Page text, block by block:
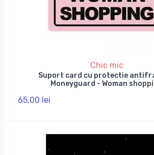
Chic mic
Suport card cu protectie
Moneyguard - Woman
65,00 lei